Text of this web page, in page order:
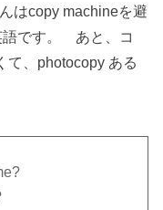
はcopy machineを避
語です。 あと、コ
、photocopy ある